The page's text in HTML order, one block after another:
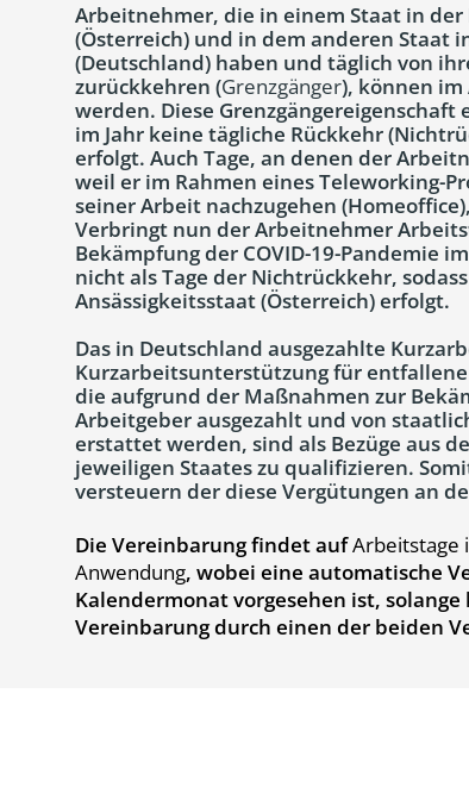
Arbeitnehmer, die in einem Staat in
(Österreich) und in dem anderen Staat
(Deutschland) haben und täglich von
zurückkehren (Grenzgänger), können
werden. Diese
im Jahr keine tägliche Rückkehr
erfolgt. Auch Tage, an denen der
weil er im Rahmen eines Teleworking-
seiner Arbeit nachzugehen
Verbringt nun der Arbeitnehmer
Bekämpfung der COVID-19-Pandemie
nicht als Tage der Nichtrückkehr,
Ansässigkeitsstaat (Österreich) erfolgt.
Das in Deutschland ausgezahlte
Kurzarbeitsunterstützung für
die aufgrund der Maßnahmen zur
Arbeitgeber ausgezahlt und von
erstattet werden, sind als Bezüge aus
jeweiligen Staates zu qualifizieren.
versteuern der diese Vergütungen an
Die Vereinbarung findet aufArbeitstage
Anwendung, wobei eine automatische
Kalendermonat vorgesehen ist,
Vereinbarung durch einen der beiden